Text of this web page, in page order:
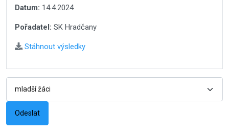
Datum: 14.4.2024
Pořadatel: SK Hradčany
Stáhnout výsledky